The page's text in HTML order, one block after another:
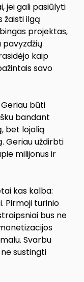
jei gali pasiūlyti
žaisti ilgą
projektas,
kaip
savo
būti
bandant
bet lojalią
Geriau uždirbti
milijonus ir
kas kalba:
Pirmoji turinio
bus ne
Svarbu
sustingti